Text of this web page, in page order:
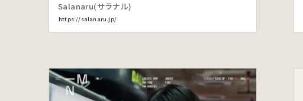
Salanaru(サラナル)
https://salanaru.jp/